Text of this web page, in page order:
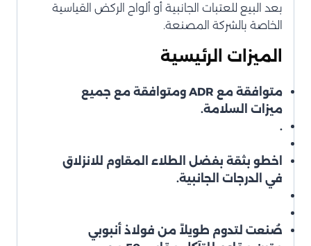
بعد البيع للعتبات الجانبية أو ألواح الركض القياسية
الخاصة بالشركة المصنعة.
الميزات الرئيسية
متوافقة مع ADR ومتوافقة مع جميع
ميزات السلامة.
.
اخطو بثقة بفضل الطلاء المقاوم للانزلاق
في الدرجات الجانبية.
صُنعت لتدوم طويلاً من فولاذ أنبوبي